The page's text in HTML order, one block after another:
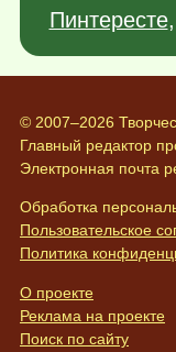
Пинтересте
© 2007–2026
Главный редактор
Электронная почта
Обработка
Пользовательское
Политика
О проекте
Реклама на проекте
Поиск по сайту